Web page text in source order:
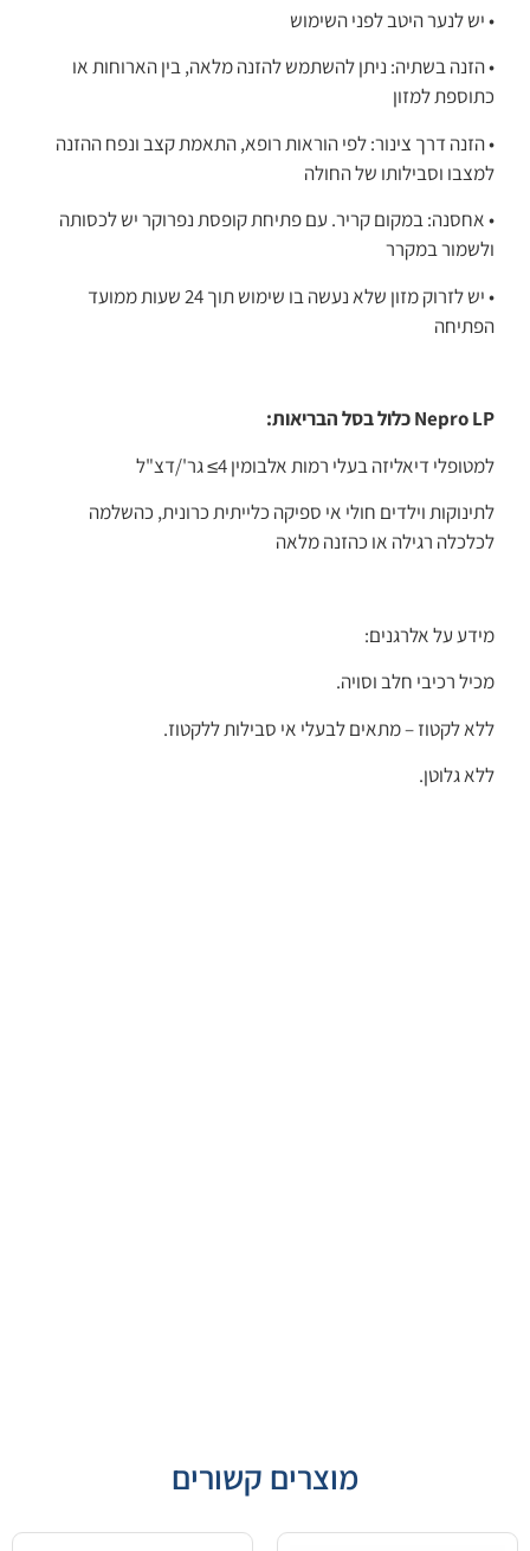
• יש לנער היטב לפני השימוש
• הזנה בשתיה: ניתן להשתמש להזנה מלאה, בין הארוחות או
כתוספת למזון
• הזנה דרך צינור: לפי הוראות רופא, התאמת קצב ונפח ההזנה
למצבו וסבילותו של החולה
• אחסנה: במקום קריר. עם פתיחת קופסת נפרוקר יש לכסותה
ולשמור במקרר
• יש לזרוק מזון שלא נעשה בו שימוש תוך 24 שעות ממועד
הפתיחה
Nepro LP כלול בסל הבריאות:
למטופלי דיאליזה בעלי רמות אלבומין 4≥ גר'/דצ"ל
לתינוקות וילדים חולי אי ספיקה כלייתית כרונית, כהשלמה
לכלכלה רגילה או כהזנה מלאה
מידע על אלרגנים:
מכיל רכיבי חלב וסויה.
ללא לקטוז – מתאים לבעלי אי סבילות ללקטוז.
ללא גלוטן.
מוצרים קשורים